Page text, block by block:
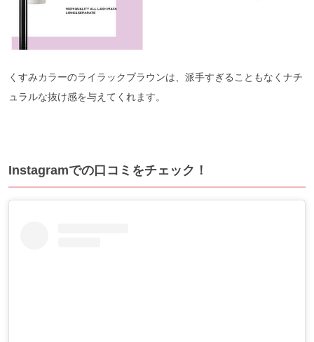
くすみカラーのライラックブラウンは、派手すぎることもなくナチ
ュラルな抜け感を与えてくれます。
Instagramでの口コミをチェック！